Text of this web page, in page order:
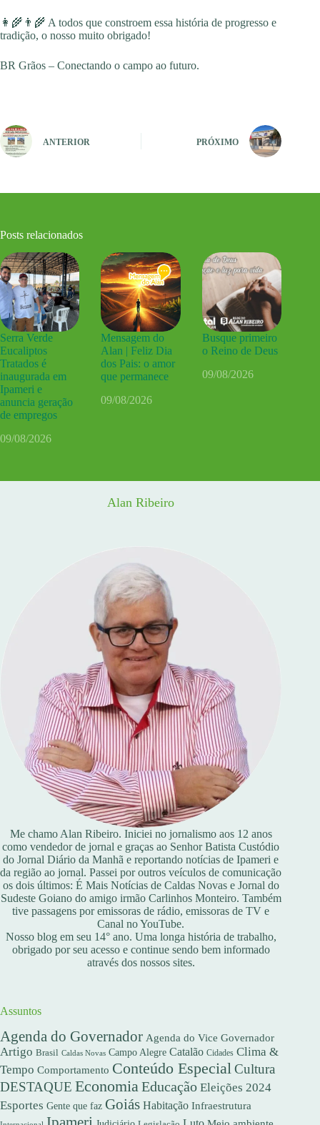
👩‍🌾👨‍🌾 A todos que constroem essa história de progresso e
tradição, o nosso muito obrigado!
BR Grãos – Conectando o campo ao futuro.
ANTERIOR PRÓXIMO
Posts relacionados
Serra Verde
Eucaliptos
Tratados é
inaugurada em
Ipameri e
anuncia geração
de empregos
09/08/2026
Mensagem do
Alan | Feliz Dia
dos Pais: o amor
que permanece
09/08/2026
Busque primeiro
o Reino de Deus
09/08/2026
Alan Ribeiro
Me chamo Alan Ribeiro. Iniciei no jornalismo aos 12 anos
como vendedor de jornal e graças ao Senhor Batista Custódio
do Jornal Diário da Manhã e reportando notícias de Ipameri e
da região ao jornal. Passei por outros veículos de comunicação
os dois últimos: É Mais Notícias de Caldas Novas e Jornal do
Sudeste Goiano do amigo irmão Carlinhos Monteiro. Também
tive passagens por emissoras de rádio, emissoras de TV e
Canal no YouTube.
Nosso blog em seu 14° ano. Uma longa história de trabalho,
obrigado por seu acesso e continue sendo bem informado
através dos nossos sites.
Assuntos
Agenda do Governador Agenda do Vice Governador
Artigo Brasil Caldas Novas Campo Alegre Catalão Cidades Clima &
Tempo Comportamento Conteúdo EspecialCultura
DESTAQUE EconomiaEducação Eleições 2024
Esportes Gente que faz Goiás Habitação Infraestrutura